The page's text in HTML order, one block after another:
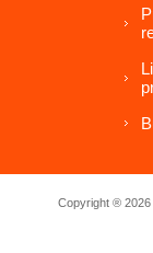
Copyright ® 2026